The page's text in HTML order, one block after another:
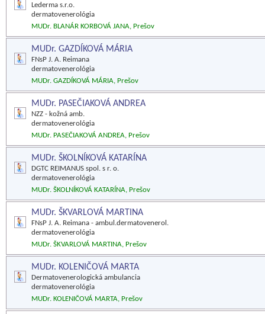
Lederma s.r.o.
dermatovenerológia
MUDr. BLANÁR KORBOVÁ JANA, Prešov
MUDr. GAZDÍKOVÁ MÁRIA
FNsP J. A. Reimana
dermatovenerológia
MUDr. GAZDÍKOVÁ MÁRIA, Prešov
MUDr. PASEČIAKOVÁ ANDREA
NZZ - kožná amb.
dermatovenerológia
MUDr. PASEČIAKOVÁ ANDREA, Prešov
MUDr. ŠKOLNÍKOVÁ KATARÍNA
DGTC REIMANUS spol. s r. o.
dermatovenerológia
MUDr. ŠKOLNÍKOVÁ KATARÍNA, Prešov
MUDr. ŠKVARLOVÁ MARTINA
FNsP J. A. Reimana - ambul.dermatovenerol.
dermatovenerológia
MUDr. ŠKVARLOVÁ MARTINA, Prešov
MUDr. KOLENIČOVÁ MARTA
Dermatovenerologická ambulancia
dermatovenerológia
MUDr. KOLENIČOVÁ MARTA, Prešov